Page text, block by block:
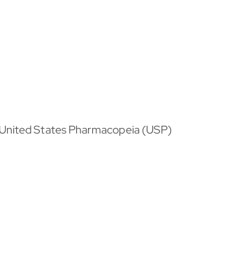
States Pharmacopeia (USP)